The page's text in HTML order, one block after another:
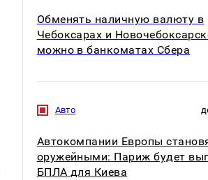
Обменять наличную валюту в
Чебоксарах и
можно в банкоматах Сбера
Авто
Автокомпании Европы
оружейными: Париж будет
БПЛА для Киева